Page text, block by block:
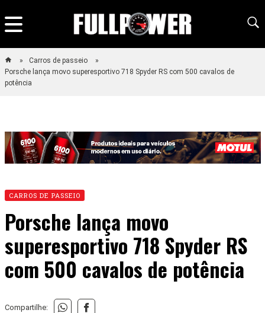
Carros de passeio
Porsche lança movo superesportivo 718 Spyder RS com 500 cavalos de
potência
CARROS DE PASSEIO
Porsche lança movo
superesportivo 718 Spyder RS
com 500 cavalos de potência
Compartilhe: